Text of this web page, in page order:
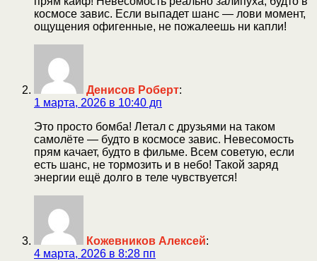
космосе завис. Если выпадет шанс — лови момент,
ощущения офигенные, не пожалеешь ни капли!
Денисов Роберт:
1 марта, 2026 в 10:40 дп
Это просто бомба! Летал с друзьями на таком
самолёте — будто в космосе завис. Невесомость
прям качает, будто в фильме. Всем советую, если
есть шанс, не тормозить и в небо! Такой заряд
энергии ещё долго в теле чувствуется!
Кожевников Алексей:
4 марта, 2026 в 8:28 пп